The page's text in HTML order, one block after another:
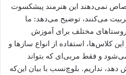
نمی‌دهند این هنرمند پیشکسوت
می‌کنند، توضیح می‌دهد: ما
روستاهای مختلف برای آموزش
کلاس‌ها، استفاده از انواع سازها و
و فقط مربی‌ای که بتواند
نداریم. بلوچ‌نسب با بیان این‌که